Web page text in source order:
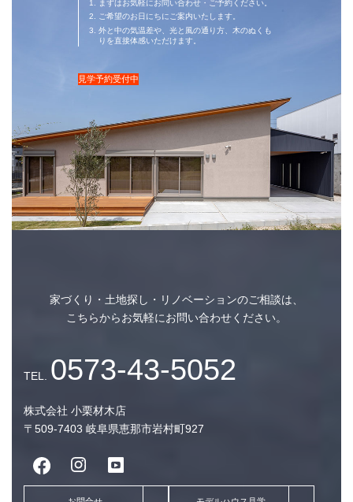
土地・不動産情報
新着情報一覧
家づくり・土地探し・リノベーションのご相談は、
こちらからお気軽にお問い合わせください。
株式会社 小栗材木店
〒509-7403 岐阜県恵那市岩村町927